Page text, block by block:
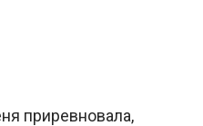
приревновала,